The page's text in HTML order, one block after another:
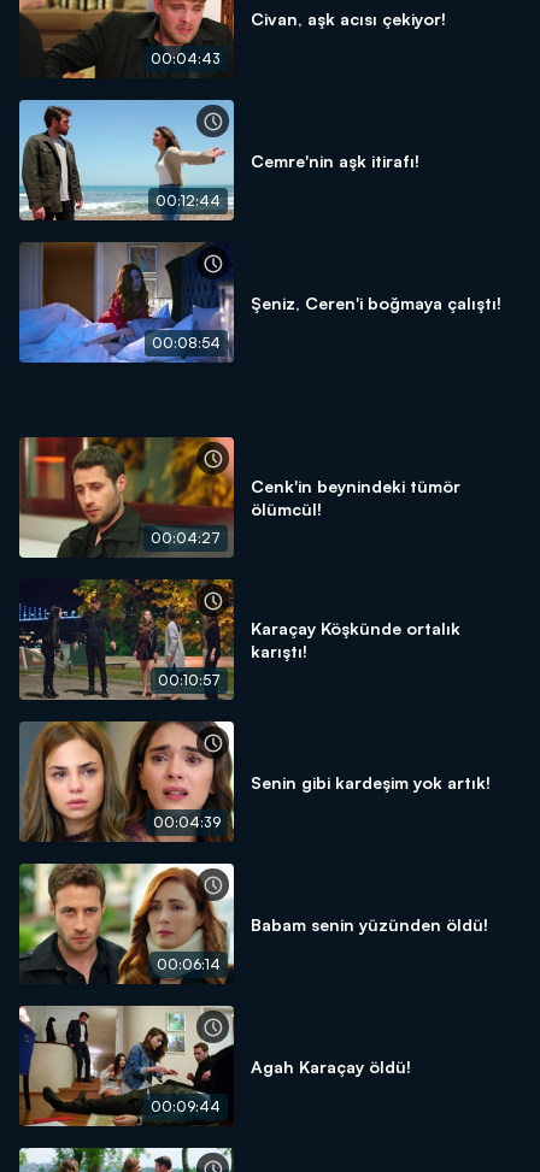
00:04:43
Civan, aşk acısı çekiyor!
00:12:44
Cemre'nin aşk itirafı!
00:08:54
Şeniz, Ceren'i boğmaya çalıştı!
00:04:27
Cenk'in beynindeki tümör
ölümcül!
00:10:57
Karaçay Köşkünde ortalık
karıştı!
00:04:39
Senin gibi kardeşim yok artık!
00:06:14
Babam senin yüzünden öldü!
00:09:44
Agah Karaçay öldü!